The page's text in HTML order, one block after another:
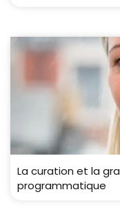
La curation et la
programmatique